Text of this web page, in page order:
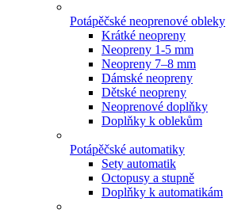
Potápěčské neoprenové obleky
Krátké neopreny
Neopreny 1-5 mm
Neopreny 7–8 mm
Dámské neopreny
Dětské neopreny
Neoprenové doplňky
Doplňky k oblekům
Potápěčské automatiky
Sety automatik
Octopusy a stupně
Doplňky k automatikám